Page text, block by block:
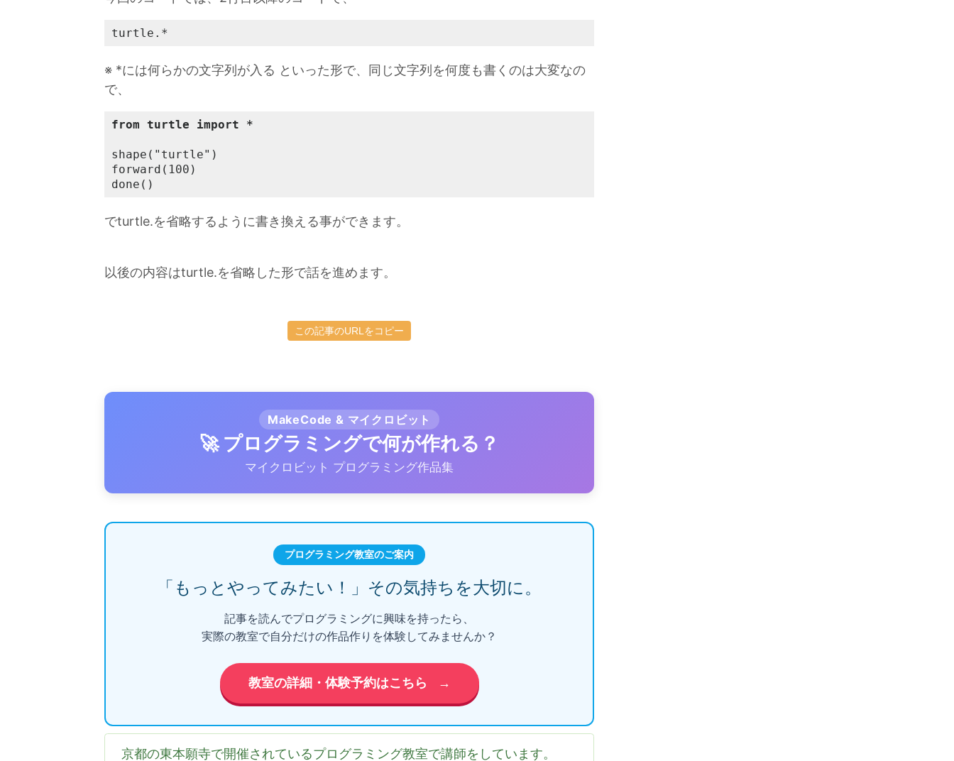
turtle.*
※ *には何らかの文字列が入る といった形で、同じ文字列を何度も書くのは大変なの
で、
from turtle import *
shape("turtle")
forward(100)
done()
でturtle.を省略するように書き換える事ができます。
以後の内容はturtle.を省略した形で話を進めます。
この記事のURLをコピー
MakeCode & マイクロビット
🚀 プログラミングで何が作れる？
マイクロビット プログラミング作品集
プログラミング教室のご案内
「もっとやってみたい！」 その気持ちを大切に。
記事を読んでプログラミングに興味を持ったら、
実際の教室で自分だけの作品作りを体験してみませんか？
教室の詳細・体験予約はこちら →
京都の東本願寺で開催されているプログラミング教室で講師をしています。